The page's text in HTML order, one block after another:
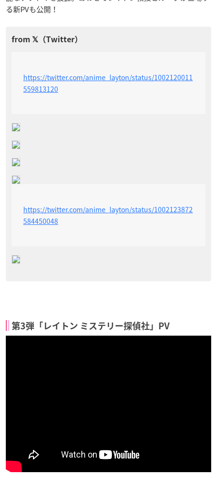
る新PVも公開！
https://twitter.com/anime_layton/status/1002120011
559813120
https://twitter.com/anime_layton/status/1002123872
584450048
第3弾「レイトン ミステリー探偵社」PV